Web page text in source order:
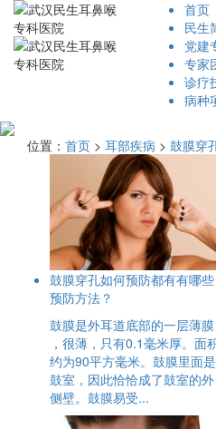
首页
民生
党建
专家
诊疗
病种
位置： 首页 > 耳部疾病 > 鼓膜穿
鼓膜穿孔如何预防都有有哪些
预防方法？
鼓膜是外耳道底部的一层薄膜
，很薄，只有0.1毫米厚。面
约为90平方毫米。鼓膜里面是
鼓室，因此恰恰成了鼓室的外
侧壁。鼓膜易受...